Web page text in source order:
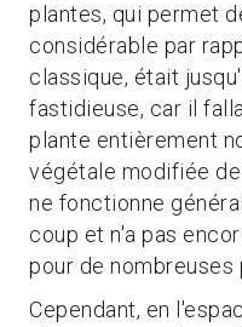
plantes, qui permet
considérable par
classique, était
fastidieuse, car il
plante entièrement
végétale modifiée
ne fonctionne
coup et n'a pas
pour de nombreuses
Cependant, en